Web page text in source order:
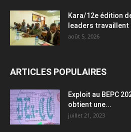
Kara/12e édition
leaders travaillent
août 5, 2026
ARTICLES POPULAIRES
Exploit au BEPC
obtient une...
juillet 21, 2023